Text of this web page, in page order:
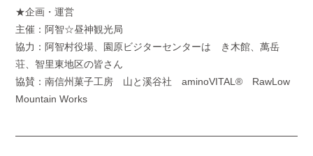
★企画・運営
主催：阿智☆昼神観光局
協力：阿智村役場、園原ビジターセンターはゝき木館、萬岳
荘、智里東地区の皆さん
協賛：南信州菓子工房 山と溪谷社aminoVITAL®
RawLow
Mountain Works